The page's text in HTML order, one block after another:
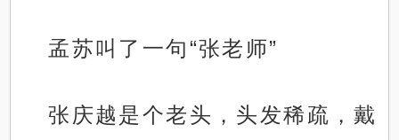
孟苏叫了一句“张老师”
张庆越是个老头，头发稀疏，戴